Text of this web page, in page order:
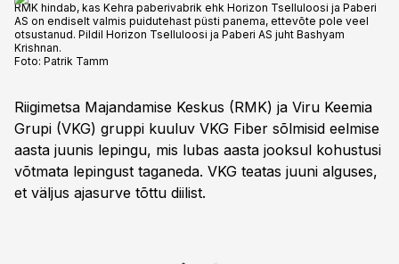
RMK hindab, kas Kehra paberivabrik ehk Horizon Tselluloosi ja Paberi
AS on endiselt valmis puidutehast püsti panema, ettevõte pole veel
otsustanud. Pildil Horizon Tselluloosi ja Paberi AS juht Bashyam
Krishnan.
Foto: Patrik Tamm
Riigimetsa Majandamise Keskus (RMK) ja Viru Keemia
Grupi (VKG) gruppi kuuluv VKG Fiber sõlmisid eelmise
aasta juunis lepingu, mis lubas aasta jooksul kohustusi
võtmata lepingust taganeda. VKG teatas juuni alguses,
et väljus ajasurve tõttu diilist.